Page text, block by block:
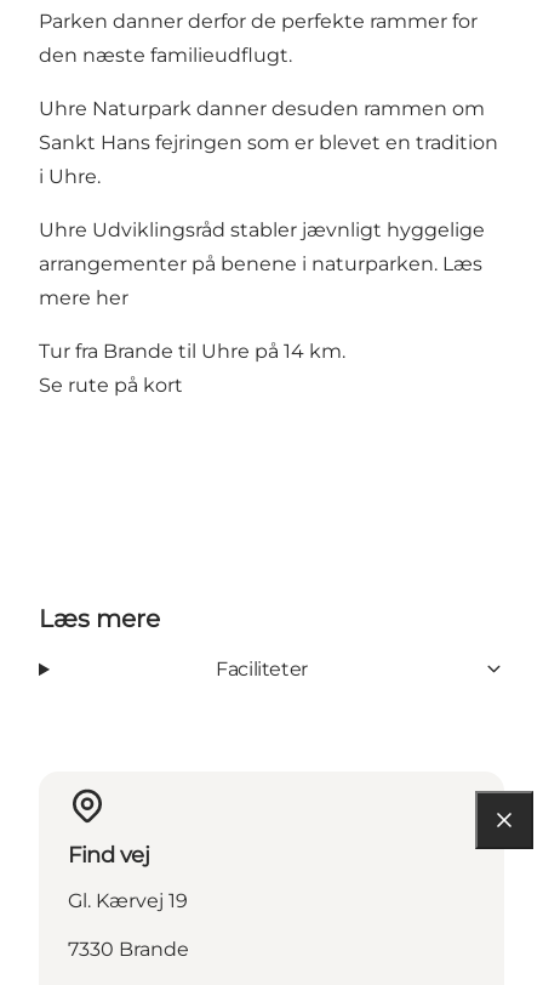
Parken danner derfor de perfekte rammer for
den næste familieudflugt.
Uhre Naturpark danner desuden rammen om
Sankt Hans fejringen som er blevet en tradition
i Uhre.
Uhre Udviklingsråd stabler jævnligt hyggelige
arrangementer på benene i naturparken. Læs
mere her
Tur fra Brande til Uhre på 14 km.
Se rute på kort
Læs mere
Faciliteter
Find vej
Gl. Kærvej 19
7330 Brande